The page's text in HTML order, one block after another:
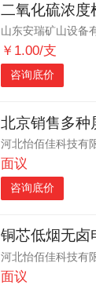
山东安瑞矿山设备
￥1.00/支
咨询底价
河北怡佰佳科技有
面议
咨询底价
河北怡佰佳科技有
面议